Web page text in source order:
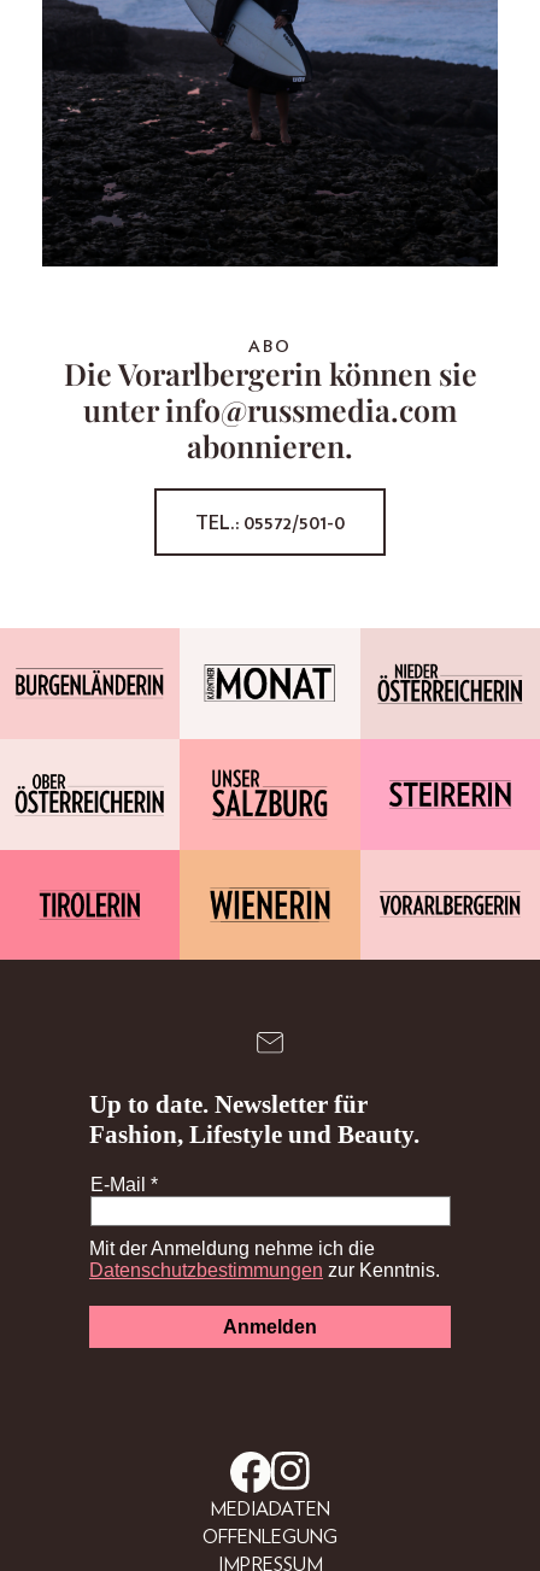
ABO
Die Vorarlbergerin können sie
unter info@russmedia.com
abonnieren.
TEL.: 05572/501-0
MEDIADATEN
OFFENLEGUNG
IMPRESSUM